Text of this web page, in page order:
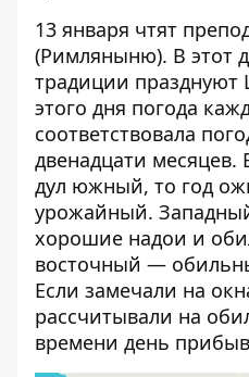
13 января чтят
(Римляныню). В этот
традиции
этого дня погода
соответствовала
двенадцати месяцев.
дул южный, то год
урожайный.
хорошие надои и
восточный —
Если замечали на
рассчитывали на
времени день